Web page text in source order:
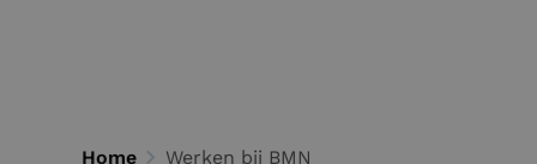
Home Werken bij BMN